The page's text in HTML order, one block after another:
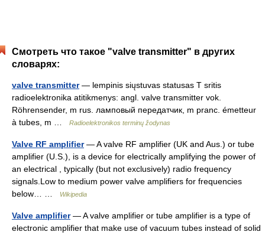
Смотреть что такое "valve transmitter" в других
словарях:
valve transmitter— lempinis siųstuvas statusas T sritis
radioelektronika atitikmenys: angl. valve transmitter vok.
Röhrensender, m rus. ламповый передатчик, m pranc. émetteur
à tubes, m …
Radioelektronikos terminų žodynas
Valve RF amplifier— A valve RF amplifier (UK and Aus.) or tube
amplifier (U.S.), is a device for electrically amplifying the power of
an electrical , typically (but not exclusively) radio frequency
signals.Low to medium power valve amplifiers for frequencies
below… …
Wikipedia
Valve amplifier— A valve amplifier or tube amplifier is a type of
electronic amplifier that make use of vacuum tubes instead of solid